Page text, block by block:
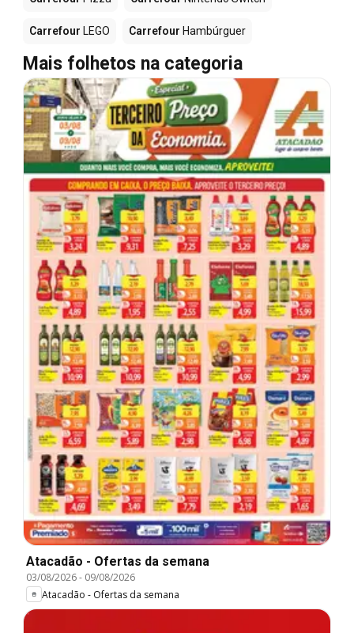
Carrefour LEGO Carrefour Hambúrguer
Mais folhetos na categoria
Atacadão - Ofertas da semana
03/08/2026- 09/08/2026
Atacadão - Ofertas da semana